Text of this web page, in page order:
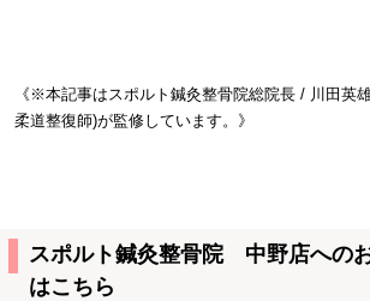
《※本記事はスポルト鍼灸整骨院総院長 / 川田英
柔道整復師)が監修しています。》
スポルト鍼灸整骨院 中野店への
はこちら